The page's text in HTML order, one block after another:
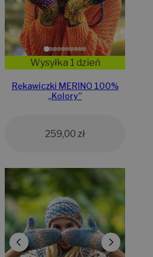
Wysyłka 1 dzień
Rękawiczki MERINO 100%
„Kolory”
259,00 zł